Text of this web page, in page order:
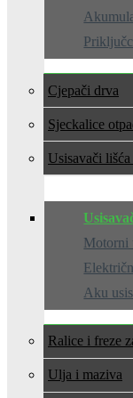
Cjepači drva
Sjeckalice
Usisavači
Motorni
Aku
Ralice i freze
Ulja i maziva